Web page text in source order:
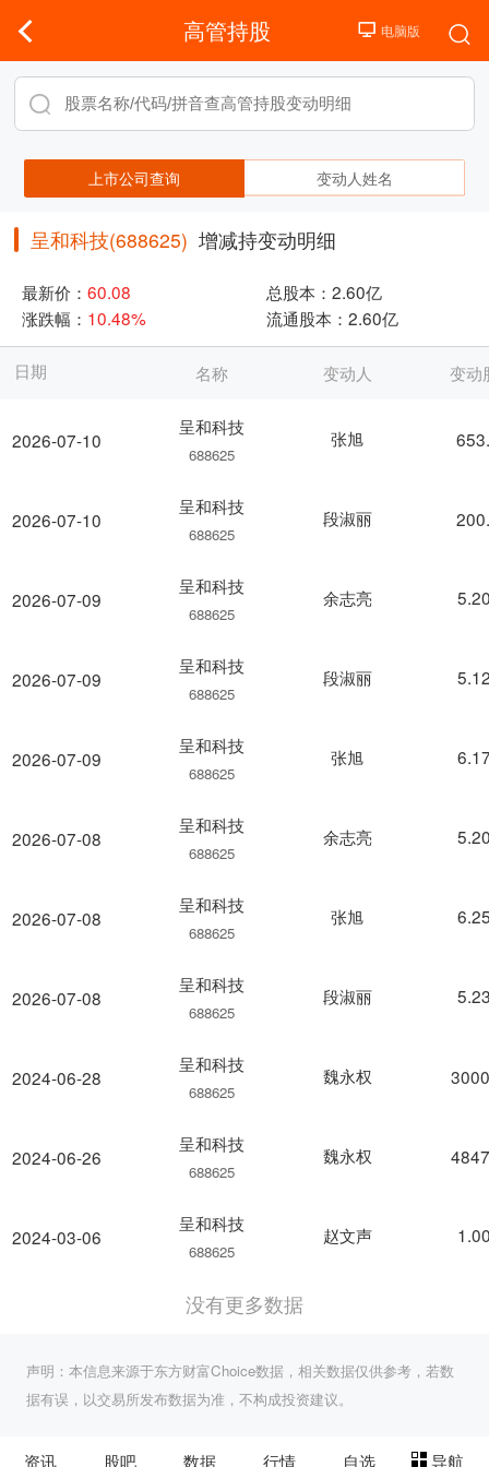
高管持股
上市公司查询 变动人姓名
呈和科技(688625) 增减持变动明细
最新价： 60.08 总股本： 2.60亿
涨跌幅： 10.48% 流通股本： 2.60亿
日期
2026-07-10
2026-07-10
2026-07-09
2026-07-09
2026-07-09
2026-07-08
2026-07-08
2026-07-08
2024-06-28
2024-06-26
2024-03-06
名称 变动人 变动
呈和科技
688625
张旭
呈和科技
688625
段淑丽
呈和科技
688625
余志亮
呈和科技
688625
段淑丽
呈和科技
688625
张旭
呈和科技
688625
余志亮
呈和科技
688625
张旭
呈和科技
688625
段淑丽
呈和科技
688625
魏永权
呈和科技
688625
魏永权
呈和科技
688625
赵文声
没有更多数据
声明：本信息来源于东方财富Choice数据，相关数据仅供参考，若数
据有误，以交易所发布数据为准，不构成投资建议。
资讯 股吧 数据 行情 自选 导航